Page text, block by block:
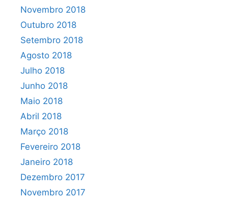
Novembro 2018
Outubro 2018
Setembro 2018
Agosto 2018
Julho 2018
Junho 2018
Maio 2018
Abril 2018
Março 2018
Fevereiro 2018
Janeiro 2018
Dezembro 2017
Novembro 2017